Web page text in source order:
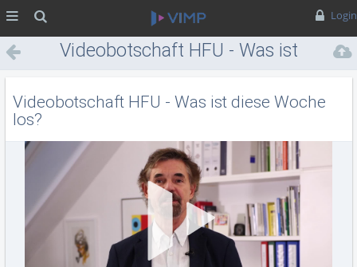
Login
Videobotschaft HFU - Was ist
diese Woche los?
Videobotschaft HFU - Was ist diese Woche
los?